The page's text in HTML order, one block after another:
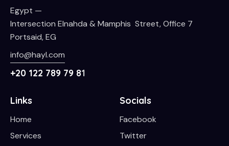
Egypt —
Intersection Elnahda & Mamphis Street, Office 7
Portsaid, EG
info@hayl.com
+20 122 789 79 81
Links
Home
Services
Socials
Facebook
Twitter